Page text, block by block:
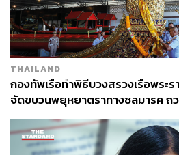
THAILAND
กองทัพเรือทำพิธีบวงสรวงเรือพระ
จัดขบวนพยุหยาตราทางชลมารค ถ